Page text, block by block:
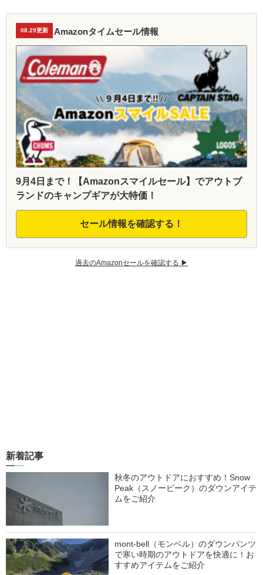
08.29更新 Amazonタイムセール情報
9月4日まで！【Amazonスマイルセール】でアウトブ
ランドのキャンプギアが大特価！
セール情報を確認する！
過去のAmazonセールを確認する ▶︎
新着記事
秋冬のアウトドアにおすすめ！Snow
Peak（スノーピーク）のダウンアイテ
ムをご紹介
mont-bell（モンベル）のダウンパンツ
で寒い時期のアウトドアを快適に！お
すすめアイテムをご紹介